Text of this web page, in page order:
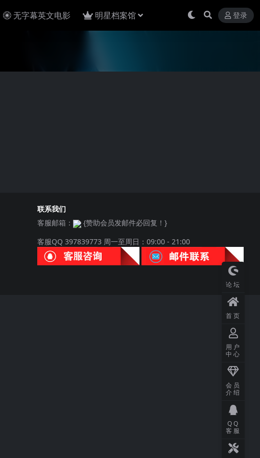
无字幕英文电影 明星档案馆 登录
联系我们
客服邮箱：
{赞助会员发邮件必回复！}
客服QQ 397839773 周一至周日：09:00 - 21:00
论坛
首页
用户
中心
会员
介绍
QQ
客服